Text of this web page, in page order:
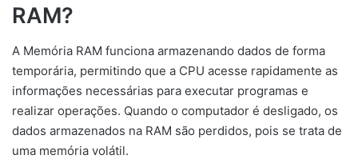
RAM?
A Memória RAM funciona armazenando dados de forma
temporária, permitindo que a CPU acesse rapidamente as
informações necessárias para executar programas e
realizar operações. Quando o computador é desligado, os
dados armazenados na RAM são perdidos, pois se trata de
uma memória volátil.